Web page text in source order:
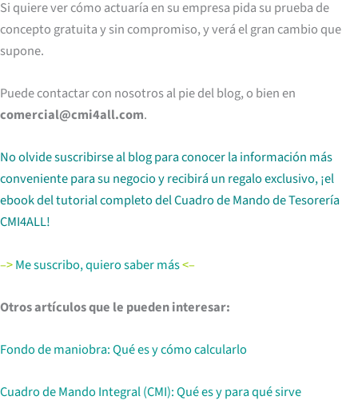
Si quiere ver cómo actuaría en su empresa pida su prueba de
concepto gratuita y sin compromiso, y verá el gran cambio que
supone.
Puede contactar con nosotros al pie del blog, o bien en
comercial@cmi4all.com.
No olvide suscribirse al blog para conocer la información más
conveniente para su negocio y recibirá un regalo exclusivo, ¡el
ebook del tutorial completo del Cuadro de Mando de Tesorería
CMI4ALL!
–>Me suscribo, quiero saber más<–
Otros artículos que le pueden interesar:
Fondo de maniobra: Qué es y cómo calcularlo
Cuadro de Mando Integral (CMI): Qué es y para qué sirve